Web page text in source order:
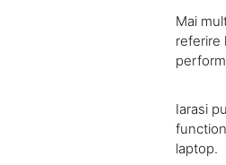
Mai
referire
Iarasi
laptop.